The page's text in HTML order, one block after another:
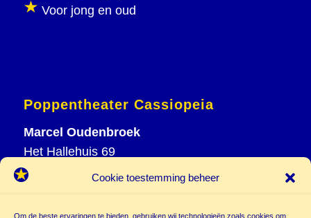
Cookie toestemming beheer
Om de beste ervaringen te bieden, gebruiken wij technologieën zoals cookies om
Voor jong en oud
Poppentheater Cassiopeia
Marcel Oudenbroek
Het Hallehuis 69
3823 VH Amersfoort
M 06 20 26 94 61